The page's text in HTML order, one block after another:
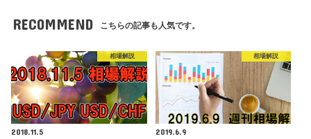
RECOMMEND こちらの記事も人気です。
相場解説
2018.11.5
相場解説
2019.6.9